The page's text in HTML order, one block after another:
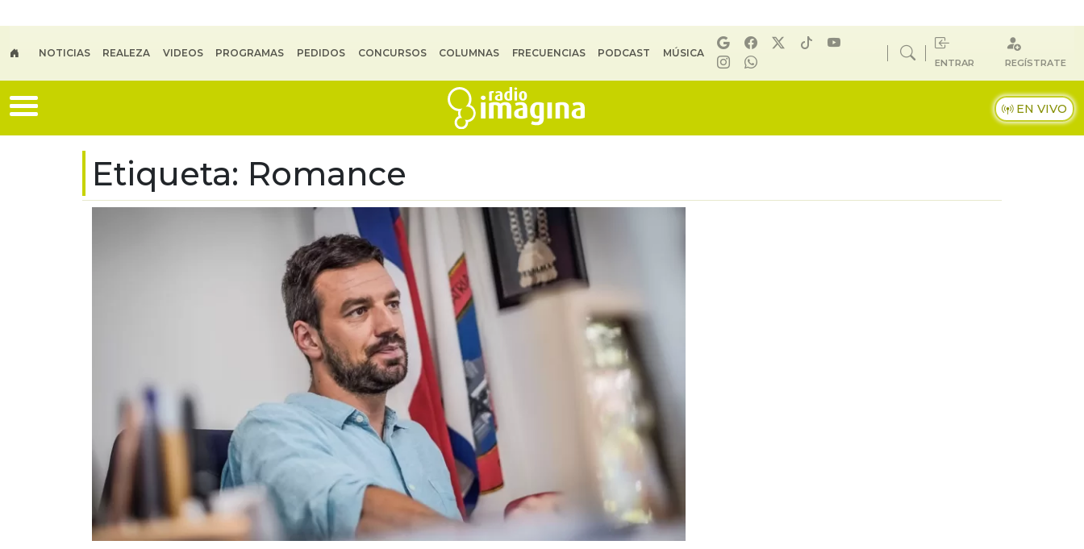
NOTICIAS REALEZA VIDEOS PROGRAMAS PEDIDOS CONCURSOS COLUMNAS FRECUENCIAS PODCAST MÚSICA
ENTRAR REGÍSTRATE
EN VIVO
Etiqueta: Romance